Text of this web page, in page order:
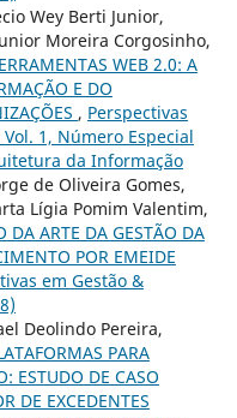
Wey Berti Junior,
Moreira Corgosinho,
WEB 2.0: A
E DO
, Perspectivas
1, Número Especial
da Informação
de Oliveira Gomes,
Lígia Pomim Valentim,
DA ARTE DA GESTÃO DA
POR EMEIDE
em Gestão &
Deolindo Pereira,
PARA
ESTUDO DE CASO
DE EXCEDENTES